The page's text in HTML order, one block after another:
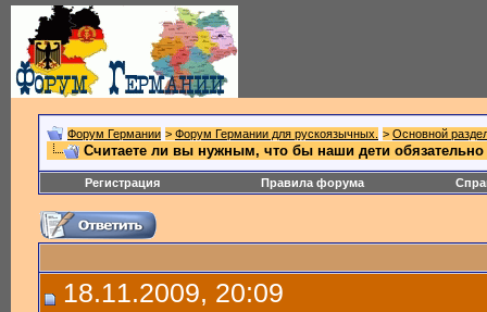
Форум Германии > Форум Германии для рускоязычных. > Основной
Считаете ли вы нужным, что бы наши дети обязательно
Регистрация Правила форума
18.11.2009, 20:09